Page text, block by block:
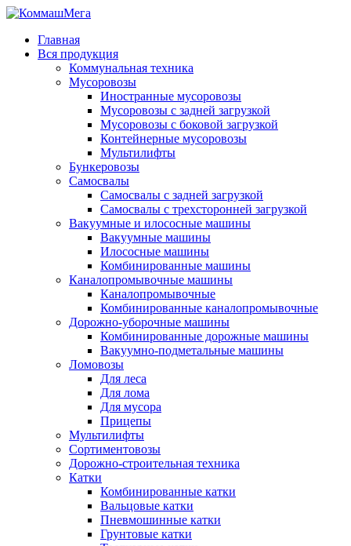
Главная
Вся продукция
Коммунальная техника
Мусоровозы
Иностранные мусоровозы
Мусоровозы с задней загрузкой
Мусоровозы с боковой загрузкой
Контейнерные мусоровозы
Мультилифты
Бункеровозы
Самосвалы
Самосвалы с задней загрузкой
Самосвалы с трехсторонней загрузкой
Вакуумные и илососные машины
Вакуумные машины
Илососные машины
Комбинированные машины
Каналопромывочные машины
Каналопромывочные
Комбинированные каналопромывочные
Дорожно-уборочные машины
Комбинированные дорожные машины
Вакуумно-подметальные машины
Ломовозы
Для леса
Для лома
Для мусора
Прицепы
Мультилифты
Сортиментовозы
Дорожно-строительная техника
Катки
Комбинированные катки
Вальцовые катки
Пневмошинные катки
Грунтовые катки